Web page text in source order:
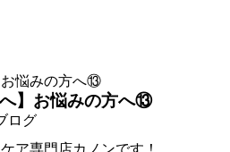
お悩みの方へ⑬
へ】お悩みの方へ⑬
ログ
ア専門店カノンです！